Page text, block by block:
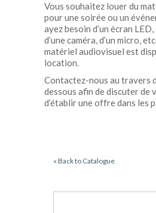
Vous souhaitez louer du
pour une soirée ou un
ayez besoin d’un écran
d’une caméra, d’un micro,
matériel audiovisuel est
location.
Contactez-nous au travers
dessous afin de discuter de
d’établir une offre dans les
« Back to Catalogue